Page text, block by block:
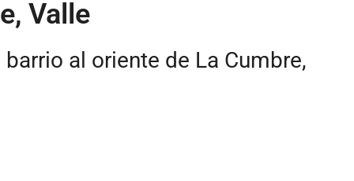
Valle
al oriente de La Cumbre,